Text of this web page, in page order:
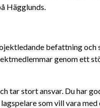
Hägglunds.
befattning och
genom ett
tar stort ansvar. Du har
som vill vara